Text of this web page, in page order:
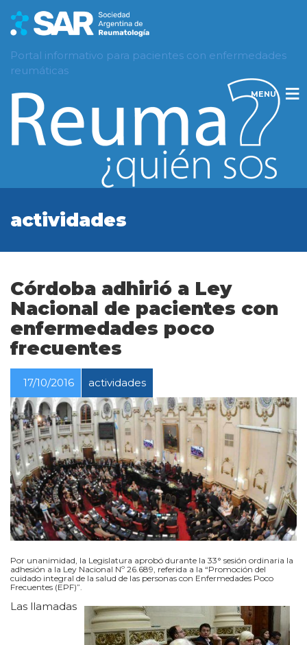
Portal informativo para pacientes con enfermedades
reumáticas
MENU
actividades
Córdoba adhirió a Ley
Nacional de pacientes con
enfermedades poco
frecuentes
17/10/2016 actividades
Por unanimidad, la Legislatura aprobó durante la 33° sesión ordinaria la
adhesión a la Ley Nacional Nº 26.689, referida a la “Promoción del
cuidado integral de la salud de las personas con Enfermedades Poco
Frecuentes (EPF)”.
Las llamadas